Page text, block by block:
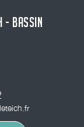
- BASSIN